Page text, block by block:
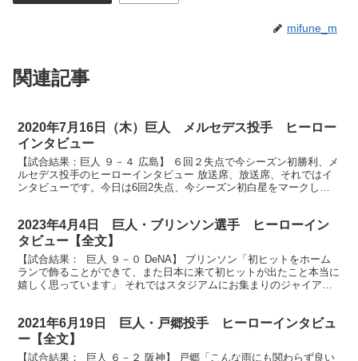
mifune_m
関連記事
2020年7月16日（木）巨人 メルセデス投手 ヒーロー
インタビュー
【試合結果：巨人 ９－４ 広島】 ６回２失点で今シーズン初勝利、メ
ルセデス投手のヒーローインタビュー 放送席、放送席、それではイ
ンタビューです。今日は6回2失点、今シーズン初白星をマークしま
2023年4月4日 巨人・ブリンソン選手 ヒーローイン
タビュー【全文】
【試合結果： 巨人 ９－０ DeNA】 ブリンソン「初ヒットをホーム
ランで飾ることができて、また日本に来て初ヒットが出たこと本当に
嬉しく思っています」 それではスタジアムにお集まりのジャイアン
2021年6月19日 巨人・戸郷投手 ヒーローインタビュ
ー【全文】
【試合結果： 巨人 ６－２ 阪神】 戸郷「こんな雨にも関わらず良い